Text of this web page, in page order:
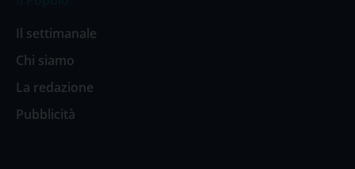
Il settimanale
Chi siamo
La redazione
Pubblicità